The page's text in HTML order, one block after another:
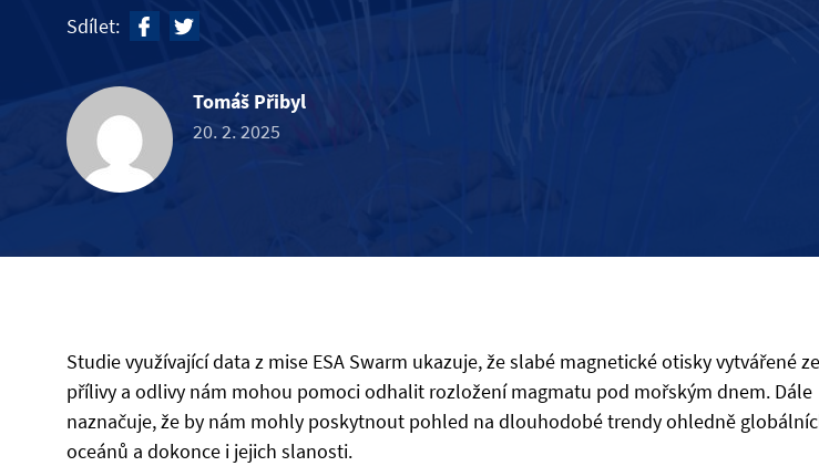
Sdílet:
Tomáš Přibyl
20. 2. 2025
Studie využívající data z mise ESA Swarm ukazuje, že slabé magnetické otisky vytvářené
přílivy a odlivy nám mohou pomoci odhalit rozložení magmatu pod mořským dnem. Dále
naznačuje, že by nám mohly poskytnout pohled na dlouhodobé trendy ohledně
oceánů a dokonce i jejich slanosti.